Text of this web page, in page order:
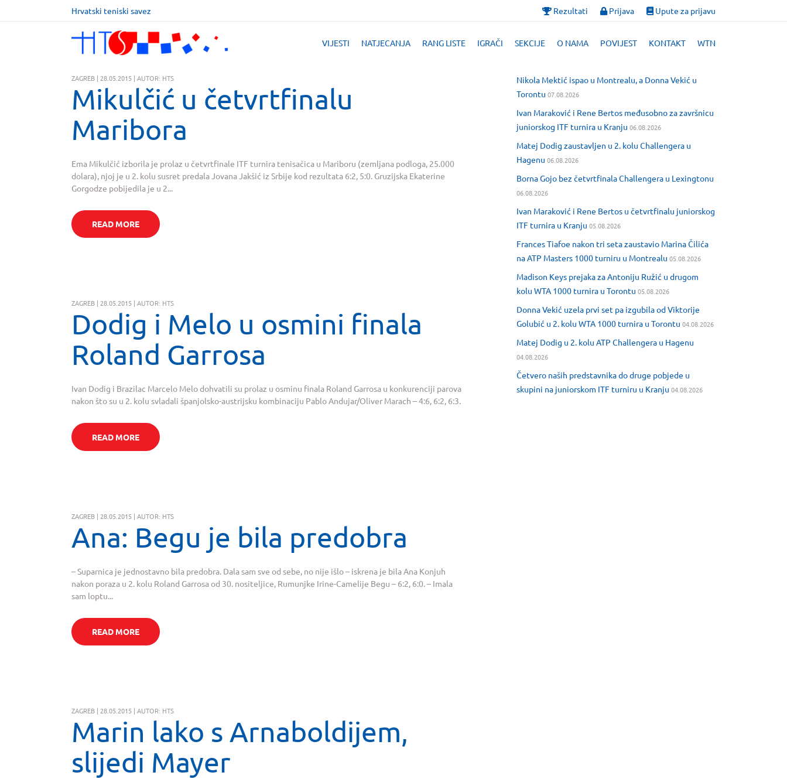
Hrvatski teniski savez Rezultati Prijava Upute za prijavu
VIJESTI NATJECANJA RANG LISTE IGRAČI SEKCIJE O NAMA POVIJEST KONTAKT WTN
ZAGREB | 28.05.2015 | AUTOR: HTS
Mikulčić u četvrtfinalu
Maribora
Ema Mikulčić izborila je prolaz u četvrtfinale ITF turnira tenisačica u Mariboru (zemljana podloga, 25.000
dolara), njoj je u 2. kolu susret predala Jovana Jakšić iz Srbije kod rezultata 6:2, 5:0. Gruzijska Ekaterine
Gorgodze pobijedila je u 2...
READ MORE
ZAGREB | 28.05.2015 | AUTOR: HTS
Dodig i Melo u osmini finala
Roland Garrosa
Ivan Dodig i Brazilac Marcelo Melo dohvatili su prolaz u osminu finala Roland Garrosa u konkurenciji parova
nakon što su u 2. kolu svladali španjolsko-austrijsku kombinaciju Pablo Andujar/Oliver Marach – 4:6, 6:2, 6:3.
READ MORE
ZAGREB | 28.05.2015 | AUTOR: HTS
Ana: Begu je bila predobra
– Suparnica je jednostavno bila predobra. Dala sam sve od sebe, no nije išlo – iskrena je bila Ana Konjuh
nakon poraza u 2. kolu Roland Garrosa od 30. nositeljice, Rumunjke Irine-Camelije Begu – 6:2, 6:0. – Imala
sam loptu...
READ MORE
ZAGREB | 28.05.2015 | AUTOR: HTS
Marin lako s Arnaboldijem,
slijedi Mayer
Nikola Mektić ispao u Montrealu, a Donna Vekić u
Torontu 07.08.2026
Ivan Maraković i Rene Bertos međusobno za završnicu
juniorskog ITF turnira u Kranju 06.08.2026
Matej Dodig zaustavljen u 2. kolu Challengera u
Hagenu 06.08.2026
Borna Gojo bez četvrtfinala Challengera u Lexingtonu
06.08.2026
Ivan Maraković i Rene Bertos u četvrtfinalu juniorskog
ITF turnira u Kranju 05.08.2026
Frances Tiafoe nakon tri seta zaustavio Marina Čilića
na ATP Masters 1000 turniru u Montrealu 05.08.2026
Madison Keys prejaka za Antoniju Ružić u drugom
kolu WTA 1000 turnira u Torontu 05.08.2026
Donna Vekić uzela prvi set pa izgubila od Viktorije
Golubić u 2. kolu WTA 1000 turnira u Torontu 04.08.2026
Matej Dodig u 2. kolu ATP Challengera u Hagenu
04.08.2026
Četvero naših predstavnika do druge pobjede u
skupini na juniorskom ITF turniru u Kranju 04.08.2026